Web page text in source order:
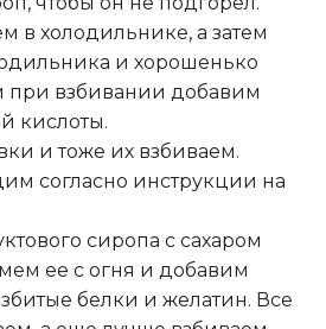
в холодильнике, а затем
и хорошенько
при взбивании добавим
кислоты.
и тоже их взбиваем.
согласно инструкции на
сиропа с сахаром
ее с огня и добавим
белки и желатин. Все